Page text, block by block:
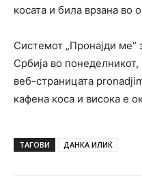
косата и била врзана во
Системот „Пронајди ме“
Србија во
веб-страницата
кафена коса и висока е
ТАГОВИ ДАНКА ИЛИЌ